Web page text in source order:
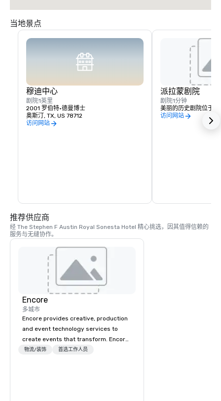
当地景点
穆迪中心
剧院1英里
2001 罗伯特·德曼博士
奥斯汀, TX, US 78712
访问网站
派拉蒙剧院
剧院1分钟
美丽的历史剧院位于酒
访问网站
推荐供应商
经 The Stephen F Austin Royal Sonesta Hotel 精心挑选，因其值得信赖的
服务与无缝协作。
Encore
多城市
Encore provides creative, production
and event technology services to
create events that transform. Encore
creates memorable event experiences
物流/装饰 首选工作人员